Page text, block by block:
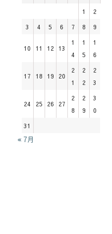
1
2
3
4 5 6 7 8 9
10 11 12 13
1
4
1
5
1
6
17 18 19 20
2
1
2
2
2
3
24 25 26 27
2
8
2
9
3
0
31
« 7月